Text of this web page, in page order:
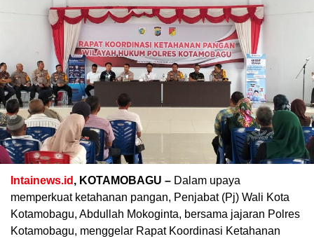
Intainews.id , KOTAMOBAGU – Dalam upaya
memperkuat ketahanan pangan, Penjabat (Pj) Wali Kota
Kotamobagu, Abdullah Mokoginta, bersama jajaran Polres
Kotamobagu, menggelar Rapat Koordinasi Ketahanan
Biru Kuning Geometris Modern Rekrutmen Staf
Kantor Poster Horizontal